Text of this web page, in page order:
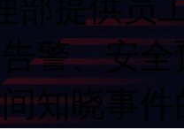
理部提供员
告警、
知晓事